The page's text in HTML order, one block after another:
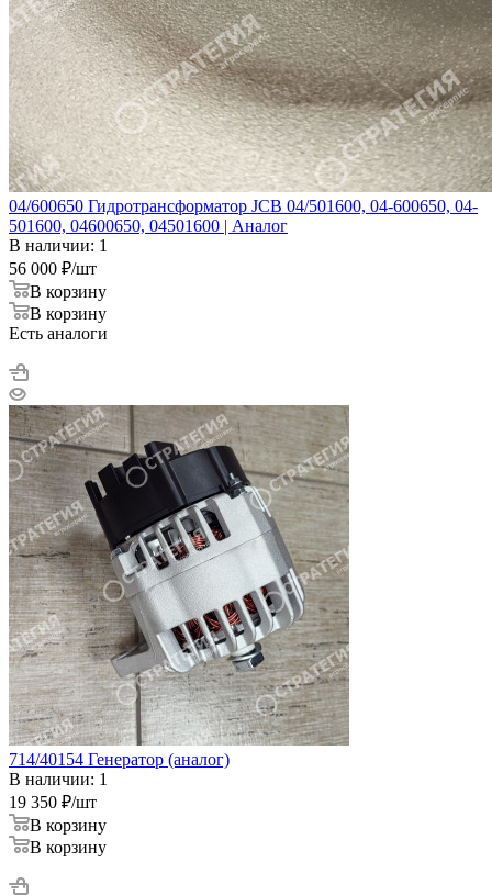
04/600650 Гидротрансформатор JCB 04/501600, 04-600650, 04-
501600, 04600650, 04501600 | Аналог
В наличии: 1
56 000 ₽/шт
В корзину
В корзину
Есть аналоги
714/40154 Генератор (аналог)
В наличии: 1
19 350 ₽/шт
В корзину
В корзину